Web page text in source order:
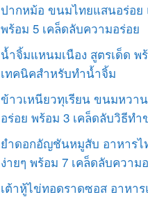
ปากหม้อ ขนมไทยแสนอร่อย
พร้อม 5 เคล็ดลับความอร่อย
น้ำจิ้มแหนมเนือง สูตรเด็ด พ
เทคนิคสำหรับทำน้ำจิ้ม
ข้าวเหนียวทุเรียน ขนมหวา
อร่อย พร้อม 3 เคล็ดลับวิธีท
ยำดอกอัญชันหมูสับ อาหารไ
ง่ายๆ พร้อม 7 เคล็ดลับความ
เต้าหู้ไข่ทอดราดซอส อาหา